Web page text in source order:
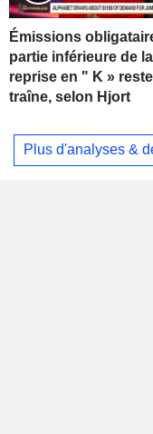
Émissions
partie inférieure de la
reprise en " K »
traîne, selon Hjort
Plus d'analyses &